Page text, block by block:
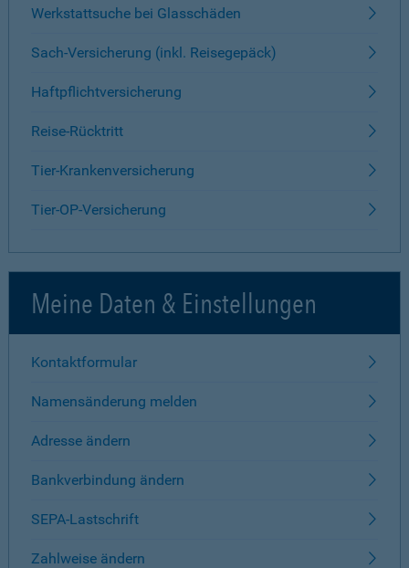
Werkstattsuche bei Glasschäden
Sach-Versicherung (inkl. Reisegepäck)
Haftpflichtversicherung
Reise-Rücktritt
Tier-Krankenversicherung
Tier-OP-Versicherung
Meine Daten & Einstellungen
Kontaktformular
Namensänderung melden
Adresse ändern
Bankverbindung ändern
SEPA-Lastschrift
Zahlweise ändern